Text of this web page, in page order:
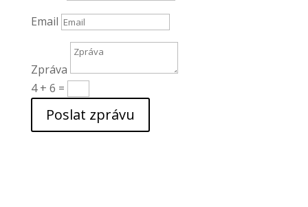
Email
Zpráva
4 + 6 =
Poslat zprávu